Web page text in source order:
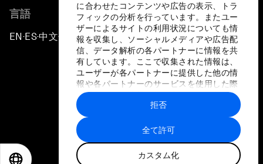
に合わせたコンテンツや広告の表示、トラ
フィックの分析を行っています。またユー
ザーによるサイトの利用状況についても情
報を収集し、ソーシャルメディアや広告配
信、データ解析の各パートナーに情報を共
有しています。ここで収集された情報は、
ユーザーが各パートナーに提供した他の情
報や各パートナーのサービスを使用した際
に収集された情報と組み合わされ、各パー
トナーによって使用されることがありま
す。
全て許可
カスタム化
拒否
言語
EN ▪ES▪中文▪ 日本語
プライバシーポリシーと利用規約
サイトマップ
©
世界経済フォーラム